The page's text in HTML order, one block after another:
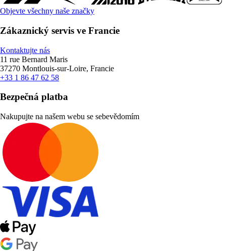
Objevte všechny naše značky
Zákaznický servis ve Francie
Kontaktujte nás
11 rue Bernard Maris
37270 Montlouis-sur-Loire, Francie
+33 1 86 47 62 58
Bezpečná platba
Nakupujte na našem webu se sebevědomím